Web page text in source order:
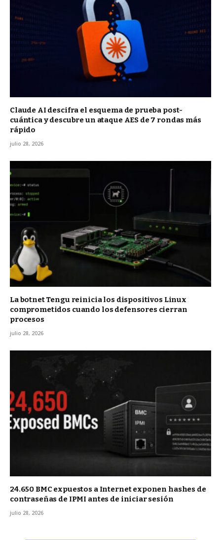
Claude AI descifra el esquema de prueba post-
cuántica y descubre un ataque AES de 7 rondas más
rápido
julio 28, 2026
La botnet Tengu reinicia los dispositivos Linux
comprometidos cuando los defensores cierran
procesos
julio 28, 2026
24.650 BMC expuestos a Internet exponen hashes de
contraseñas de IPMI antes de iniciar sesión
julio 28, 2026